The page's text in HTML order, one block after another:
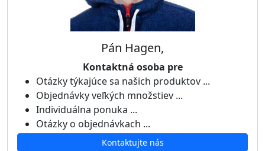
Pán Hagen,
Kontaktná osoba pre
Otázky týkajúce sa našich produktov ...
Objednávky veľkých množstiev ...
Individuálna ponuka ...
Otázky o objednávkach ...
Kontaktujte nás